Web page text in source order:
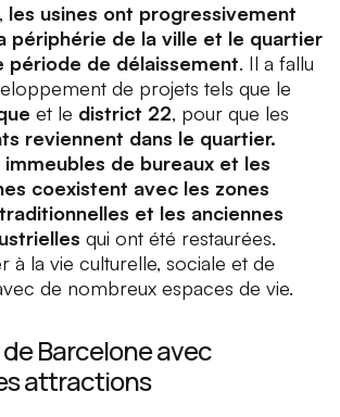
les usines ont progressivement
périphérie de la ville et le quartier
période de délaissement. Il a fallu
de projets tels que le
et le district 22, pour que les
reviennent dans le quartier.
immeubles de bureaux et les
coexistent avec les zones
et les anciennes
qui ont été restaurées.
à la vie culturelle, sociale et de
de nombreux espaces de vie.
Barcelone avec
attractions